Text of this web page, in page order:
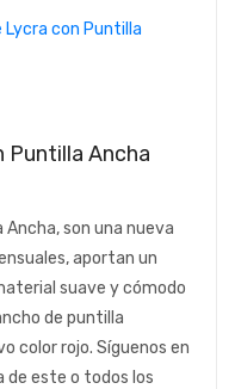
Puntilla Ancha
Ancha, son una nueva
aportan un
suave y cómodo
de puntilla
color rojo. Síguenos en
de este o todos los